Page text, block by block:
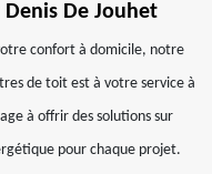
De Jouhet
confort à domicile, notre
de toit est à votre service à
à offrir des solutions sur
pour chaque projet.